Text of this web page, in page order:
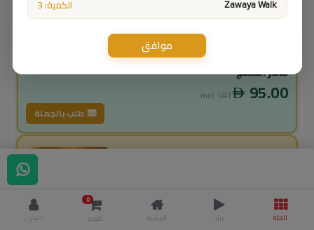
سعر المنتج
95.00
incl. VAT
طلب بالجملة
لاعضاء ال vip
95.00
9.50
% خصم
Zawaya Walk الكمية: 3
موافق
الفئة ريلز الرئيسية
0
العربة
حسابي